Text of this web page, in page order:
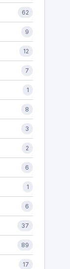
62
9
12
7
1
8
3
2
6
1
6
37
89
17